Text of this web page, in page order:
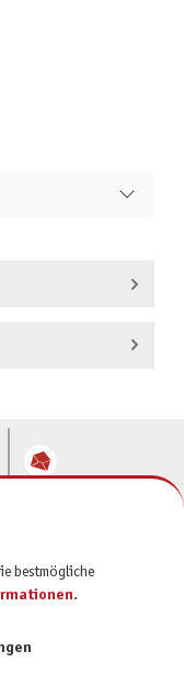
bestmögliche
.